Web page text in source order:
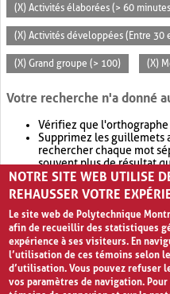
(X) Activités élaborées (> 60
(X) Activités développées (Entre 30
(X) Grand groupe (> 100) (X)
Votre recherche n'a donné
Vérifiez que l'orthographe
Supprimez les guillemets
rechercher chaque mot
souvent plus de résultat
Envisagez d'élargir votre
retournera souvent plus
NOTRE SITE WEB UTILISE
REHAUSSER VOTRE
Le site web de Polytechnique
afin de recueillir des statistiques
expérience à ses visiteurs. En
l’utilisation de ces témoins selon
d’utilisation. Vous pouvez refuser
vos paramètres de navigation.